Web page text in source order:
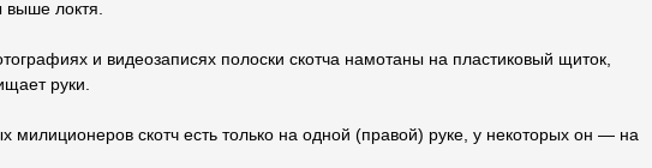
выше локтя.
и видеозаписях полоски скотча намотаны на пластиковый щиток,
руки.
милиционеров скотч есть только на одной (правой) руке, у некоторых он — на